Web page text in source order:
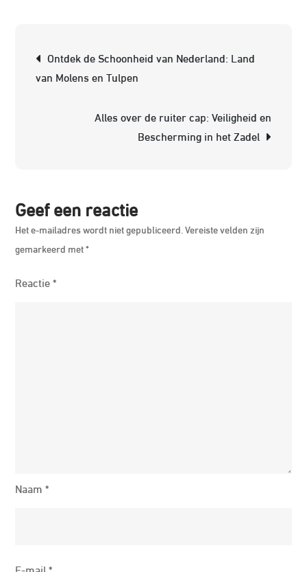
Ontdek de Schoonheid van Nederland: Land
van Molens en Tulpen
Alles over de ruiter cap: Veiligheid en
Bescherming in het Zadel
Geef een reactie
Het e-mailadres wordt niet gepubliceerd. Vereiste velden zijn
gemarkeerd met*
Reactie*
Naam*